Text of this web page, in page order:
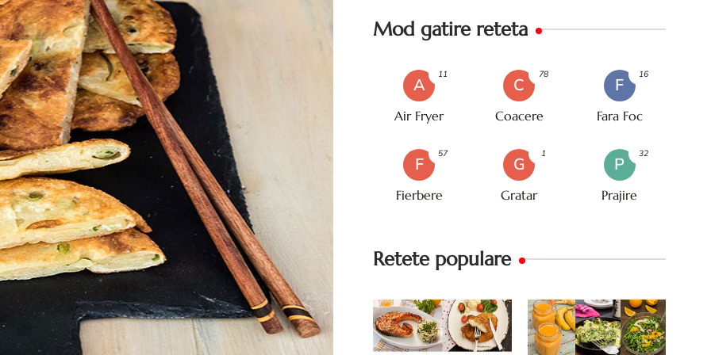
Mod gatire reteta
A
Air Fryer
11
C
Coacere
78
F
Fara Foc
16
F
Fierbere
57
G
Gratar
1
P
Prajire
32
Retete populare